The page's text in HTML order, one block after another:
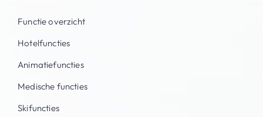
Functie overzicht
Hotelfuncties
Animatiefuncties
Medische functies
Skifuncties